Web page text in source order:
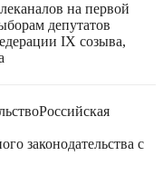
на первой
депутатов
IX созыва,
Российская
законодательства с